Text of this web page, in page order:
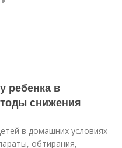
ребенка в
снижения
в домашних условиях
обтирания,